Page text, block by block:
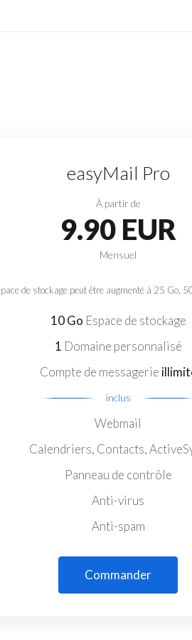
easyMail Pro
À partir de
9.90 EUR
Mensuel
de stockage peut être augmenté à 25 Go,
10 Go Espace de stockage
1 Domaine personnalisé
Compte de messagerie
inclus
Webmail
Calendriers, Contacts,
Panneau de contrôle
Anti-virus
Anti-spam
Commander